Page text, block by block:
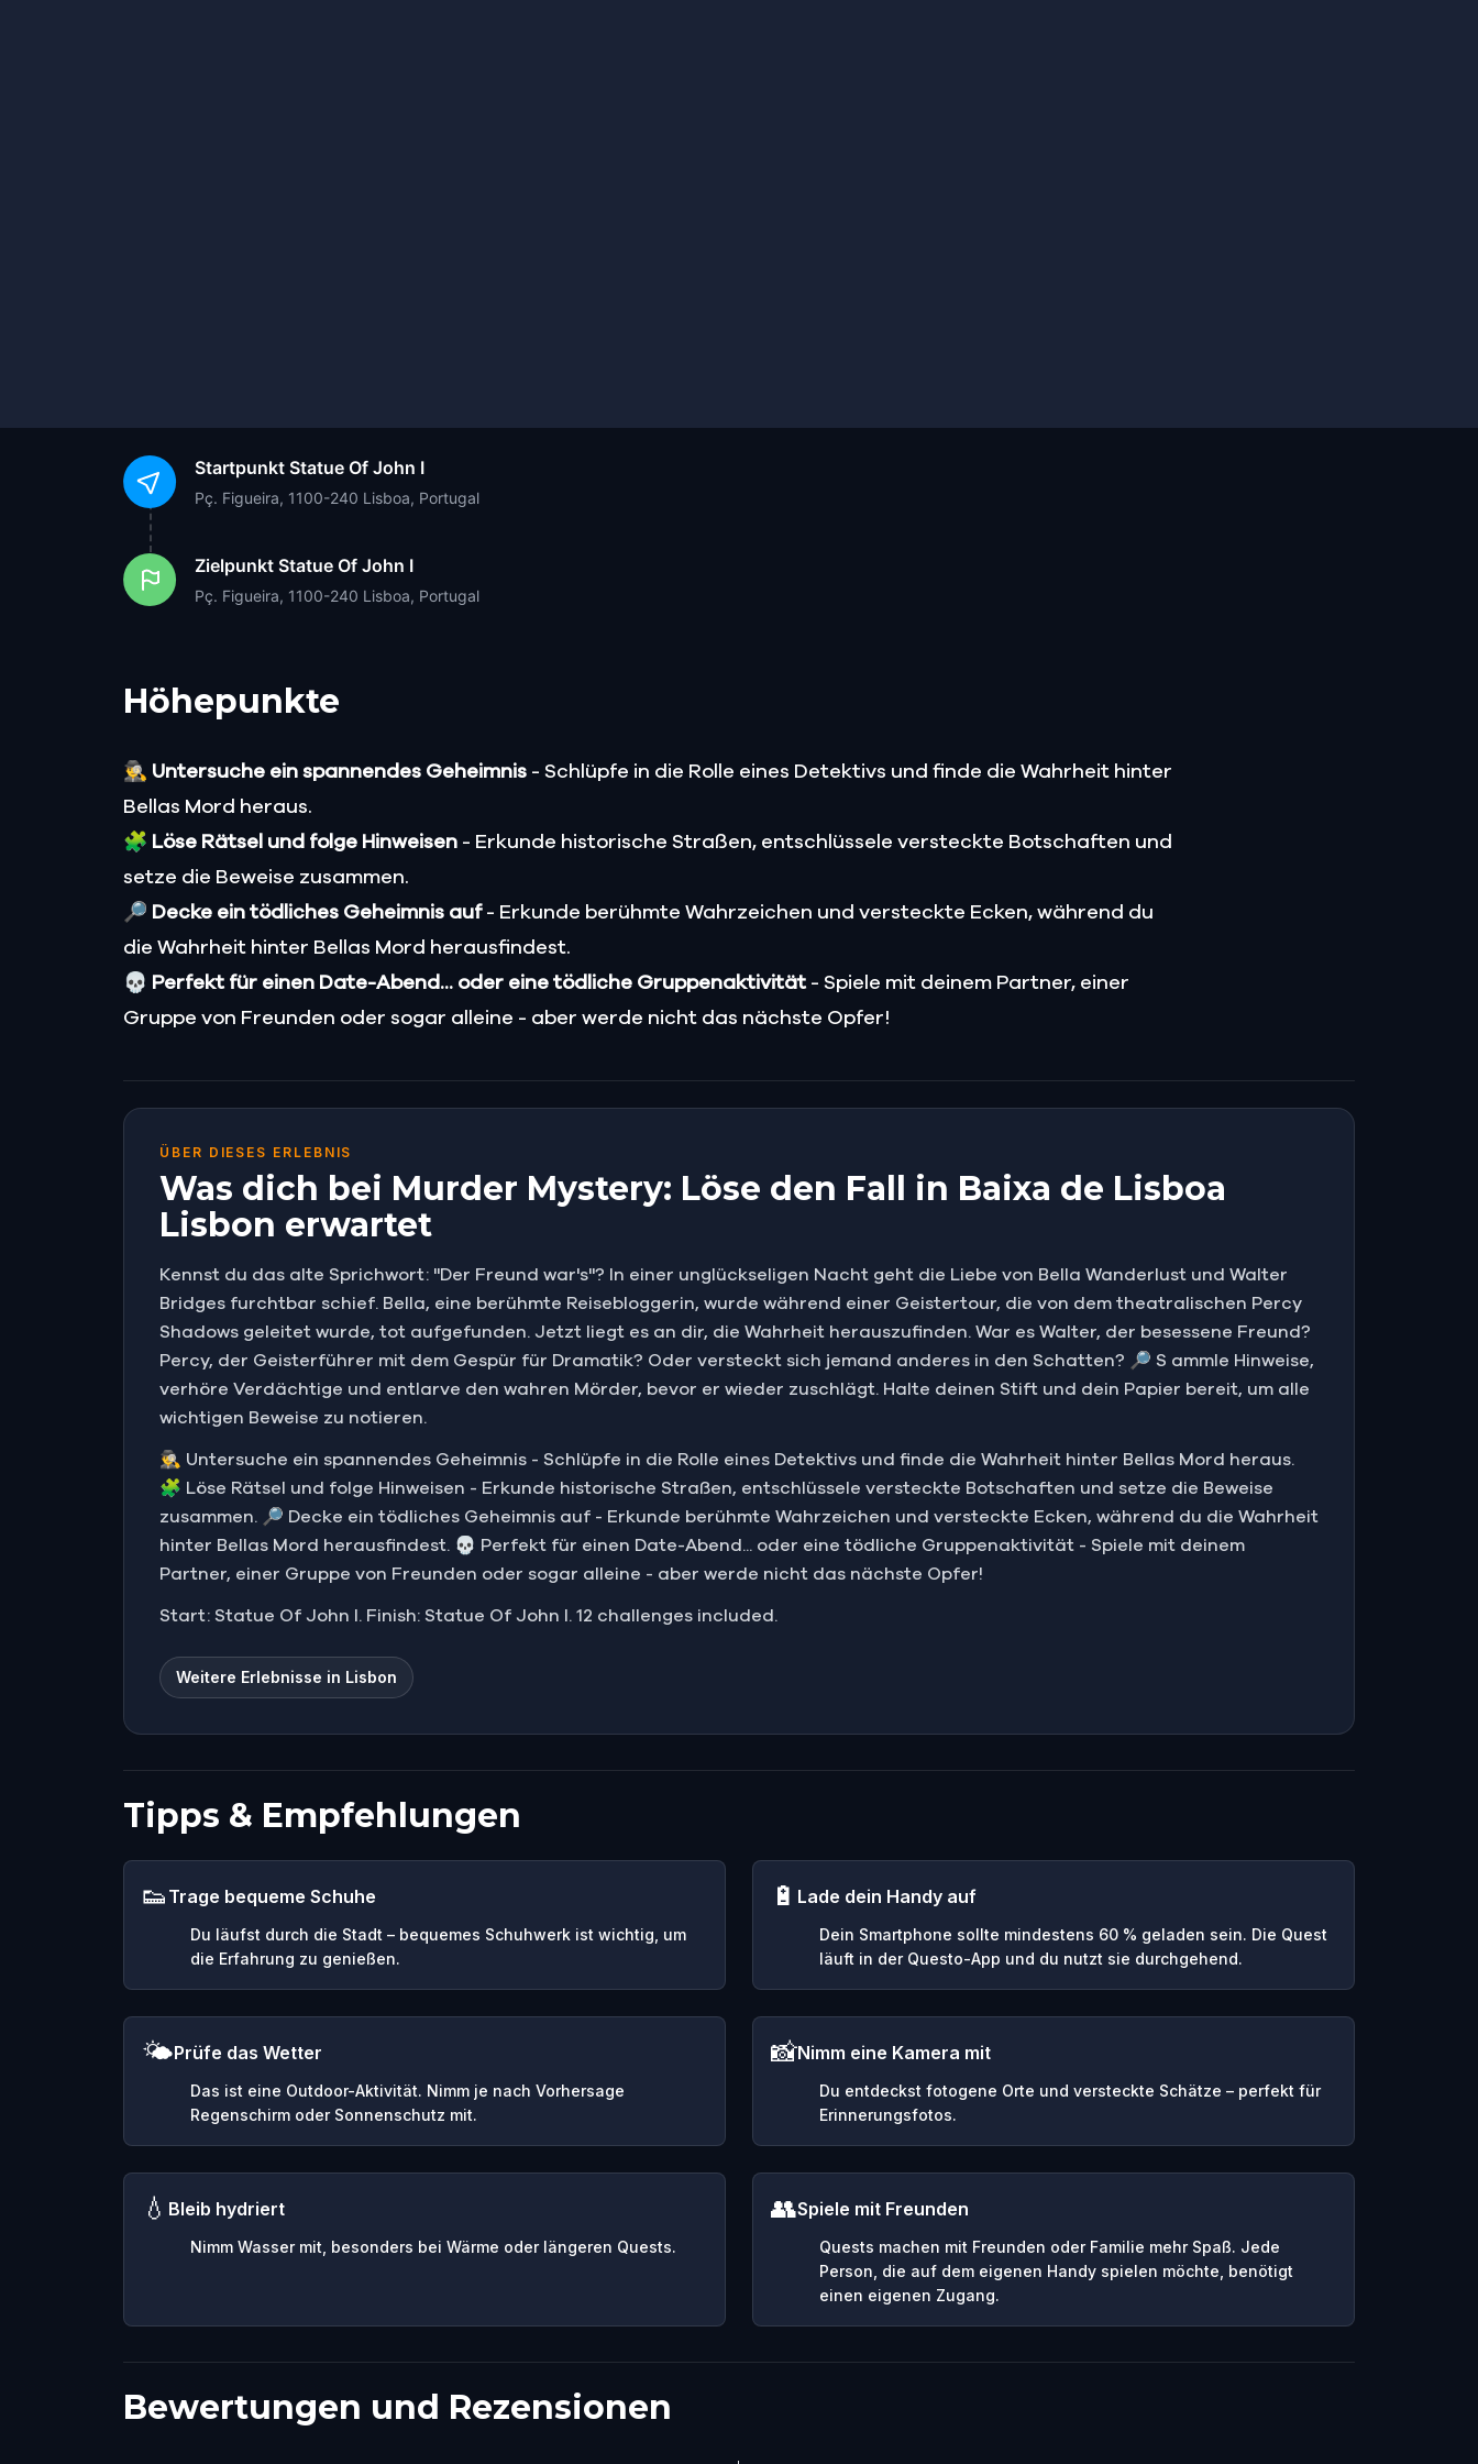
Startpunkt Statue Of John I
Pç. Figueira, 1100-240 Lisboa, Portugal
Zielpunkt Statue Of John I
Pç. Figueira, 1100-240 Lisboa, Portugal
Höhepunkte
🕵️‍♂️ Untersuche ein spannendes Geheimnis - Schlüpfe in die Rolle eines Detektivs und finde die Wahrheit hinter
Bellas Mord heraus.
🧩 Löse Rätsel und folge Hinweisen - Erkunde historische Straßen, entschlüssele versteckte Botschaften und
setze die Beweise zusammen.
🔎 Decke ein tödliches Geheimnis auf- Erkunde berühmte Wahrzeichen und versteckte Ecken, während du
die Wahrheit hinter Bellas Mord herausfindest.
💀 Perfekt für einen Date-Abend... oder eine tödliche Gruppenaktivität- Spiele mit deinem Partner, einer
Gruppe von Freunden oder sogar alleine - aber werde nicht das nächste Opfer!
ÜBER DIESES ERLEBNIS
Was dich bei Murder Mystery: Löse den Fall in Baixa de Lisboa
Lisbon erwartet
Kennst du das alte Sprichwort: "Der Freund war's"? In einer unglückseligen Nacht geht die Liebe von Bella Wanderlust und Walter
Bridges furchtbar schief. Bella, eine berühmte Reisebloggerin, wurde während einer Geistertour, die von dem theatralischen Percy
Shadows geleitet wurde, tot aufgefunden. Jetzt liegt es an dir, die Wahrheit herauszufinden. War es Walter, der besessene Freund?
Percy, der Geisterführer mit dem Gespür für Dramatik? Oder versteckt sich jemand anderes in den Schatten? 🔎 S ammle Hinweise,
verhöre Verdächtige und entlarve den wahren Mörder, bevor er wieder zuschlägt. Halte deinen Stift und dein Papier bereit, um alle
wichtigen Beweise zu notieren.
🕵️‍♂️ Untersuche ein spannendes Geheimnis - Schlüpfe in die Rolle eines Detektivs und finde die Wahrheit hinter Bellas Mord heraus.
🧩 Löse Rätsel und folge Hinweisen - Erkunde historische Straßen, entschlüssele versteckte Botschaften und setze die Beweise
zusammen. 🔎 Decke ein tödliches Geheimnis auf - Erkunde berühmte Wahrzeichen und versteckte Ecken, während du die Wahrheit
hinter Bellas Mord herausfindest. 💀 Perfekt für einen Date-Abend... oder eine tödliche Gruppenaktivität - Spiele mit deinem
Partner, einer Gruppe von Freunden oder sogar alleine - aber werde nicht das nächste Opfer!
Start: Statue Of John I. Finish: Statue Of John I. 12 challenges included.
Weitere Erlebnisse in Lisbon
Tipps & Empfehlungen
👟 Trage bequeme Schuhe
Du läufst durch die Stadt – bequemes Schuhwerk ist wichtig, um
die Erfahrung zu genießen.
🔋 Lade dein Handy auf
Dein Smartphone sollte mindestens 60 % geladen sein. Die Quest
läuft in der Questo-App und du nutzt sie durchgehend.
🌤️Prüfe das Wetter
Das ist eine Outdoor-Aktivität. Nimm je nach Vorhersage
Regenschirm oder Sonnenschutz mit.
📸Nimm eine Kamera mit
Du entdeckst fotogene Orte und versteckte Schätze – perfekt für
Erinnerungsfotos.
💧 Bleib hydriert
Nimm Wasser mit, besonders bei Wärme oder längeren Quests.
👥Spiele mit Freunden
Quests machen mit Freunden oder Familie mehr Spaß. Jede
Person, die auf dem eigenen Handy spielen möchte, benötigt
einen eigenen Zugang.
Bewertungen und Rezensionen